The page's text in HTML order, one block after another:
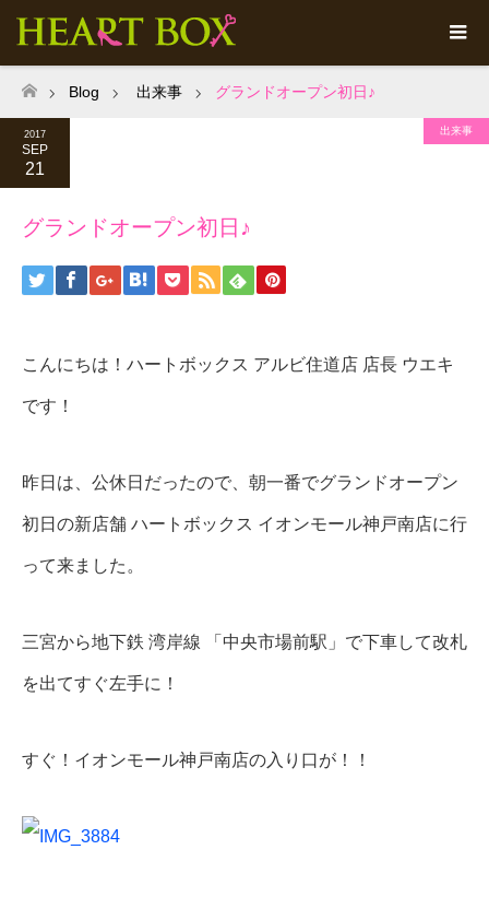
ホーム
Blog 出来事 グランドオープン初日♪
2017
SEP
21
出来事
グランドオープン初日♪
こんにちは！ハートボックス アルビ住道店 店長 ウエキ
です！
昨日は、公休日だったので、朝一番でグランドオープン
初日の新店舗 ハートボックス イオンモール神戸南店に行
って来ました。
三宮から地下鉄 湾岸線 「中央市場前駅」で下車して改札
を出てすぐ左手に！
すぐ！イオンモール神戸南店の入り口が！！